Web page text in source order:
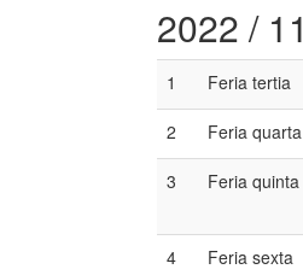
2022 / 11
1 Feria tertia
2
Feria quarta
3
Feria quinta
4
Feria sexta